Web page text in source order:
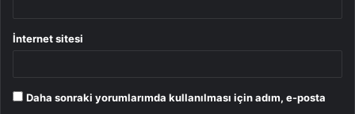
İnternet sitesi
Daha sonraki yorumlarımda kullanılması için adım, e-posta